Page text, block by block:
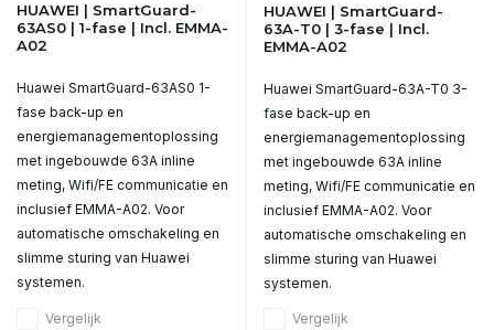
HUAWEI | SmartGuard-
63AS0 | 1-fase | Incl. EMMA-
A02
Huawei SmartGuard-63AS0 1-
fase back-up en
energiemanagementoplossing
met ingebouwde 63A inline
meting, Wifi/FE communicatie en
inclusief EMMA-A02. Voor
automatische omschakeling en
slimme sturing van Huawei
systemen.
Vergelijk
HUAWEI | SmartGuard-
63A-T0 | 3-fase | Incl.
EMMA-A02
Huawei SmartGuard-63A-T0 3-
fase back-up en
energiemanagementoplossing
met ingebouwde 63A inline
meting, Wifi/FE communicatie en
inclusief EMMA-A02. Voor
automatische omschakeling en
slimme sturing van Huawei
systemen.
Vergelijk